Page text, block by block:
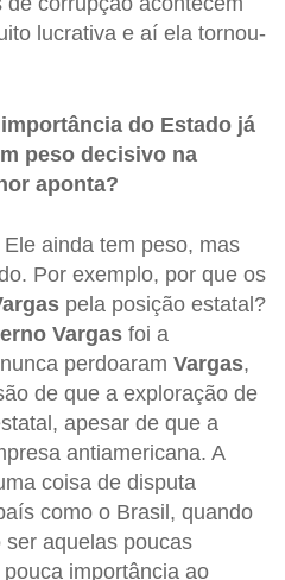
lucrativa e aí ela tornou-
do Estado já
peso decisivo na
aponta?
Ele ainda tem peso, mas
Por exemplo, por que os
pela posição estatal?
Vargas foi a
perdoaram Vargas,
de que a exploração de
apesar de que a
antiamericana. A
coisa de disputa
como o Brasil, quando
aquelas poucas
pouca importância ao